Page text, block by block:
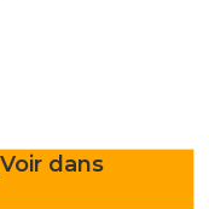
dans